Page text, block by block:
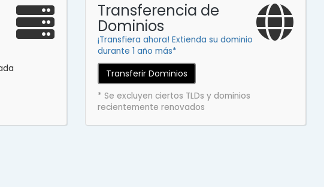
Transferencia de
Dominios
¡Transfiera ahora! Extienda su dominio
durante 1 año más*
Transferir Dominios
* Se excluyen ciertos TLDs y dominios
recientemente renovados